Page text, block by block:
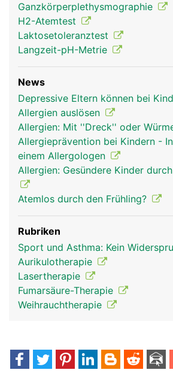
Ganzkörperplethysmographie
H2-Atemtest
Laktosetoleranztest
Langzeit-pH-Metrie
News
Depressive Eltern können bei
Allergien auslösen
Allergien: Mit ''Dreck'' oder
Allergieprävention bei Kindern -
einem Allergologen
Allergien: Gesündere Kinder
Atemlos durch den Frühling?
Rubriken
Sport und Asthma: Kein
Aurikulotherapie
Lasertherapie
Fumarsäure-Therapie
Weihrauchtherapie